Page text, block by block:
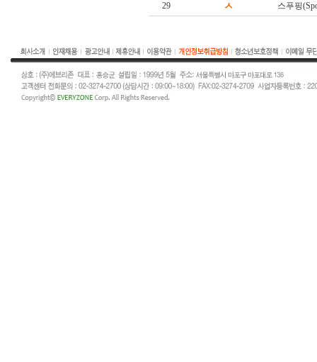
29
ㅅ 스푸핑